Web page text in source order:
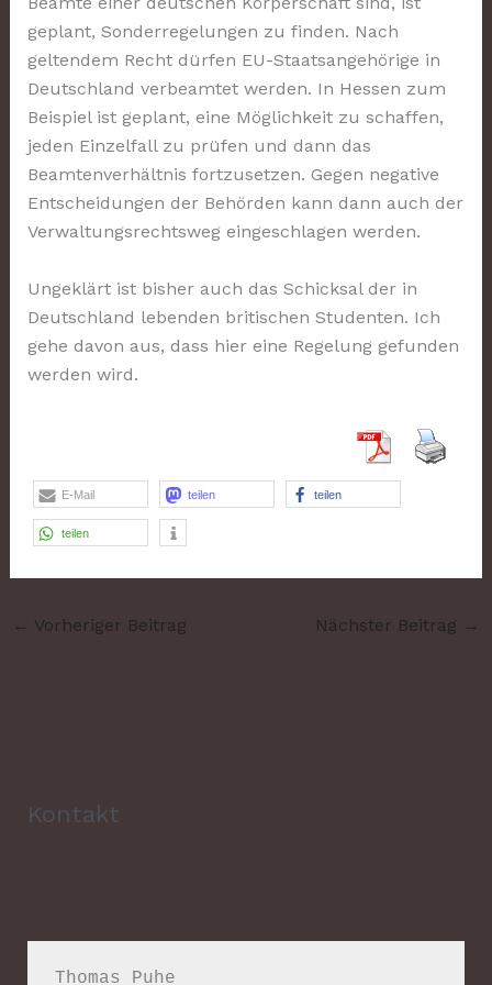
geplant, Sonderregelungen zu finden. Nach
geltendem Recht dürfen EU-Staatsangehörige in
Deutschland verbeamtet werden. In Hessen zum
Beispiel ist geplant, eine Möglichkeit zu schaffen,
jeden Einzelfall zu prüfen und dann das
Beamtenverhältnis fortzusetzen. Gegen negative
Entscheidungen der Behörden kann dann auch der
Verwaltungsrechtsweg eingeschlagen werden.
Ungeklärt ist bisher auch das Schicksal der in
Deutschland lebenden britischen Studenten. Ich
gehe davon aus, dass hier eine Regelung gefunden
werden wird.
E-Mail teilen teilen
teilen
← Vorheriger Beitrag Nächster Beitrag →
Kontakt
Thomas Puhe